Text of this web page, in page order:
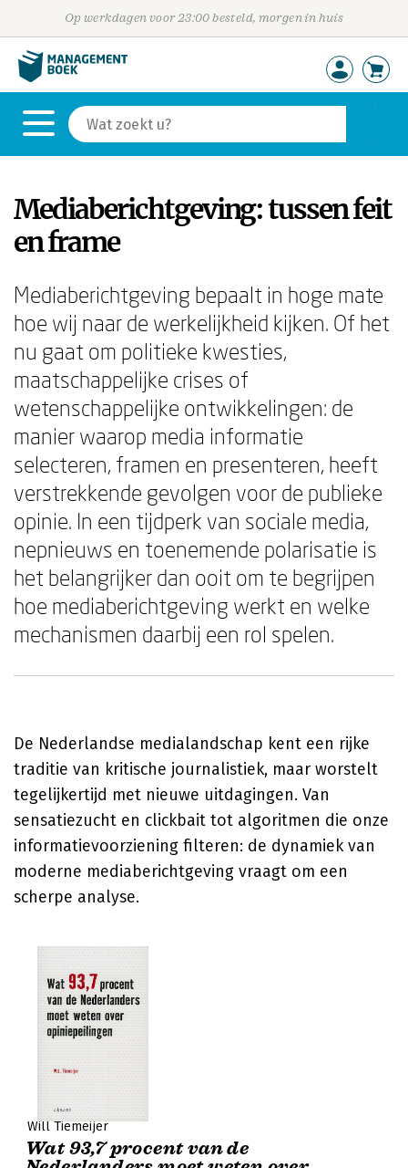
Op werkdagen voor 23:00 besteld, morgen in huis
Mediaberichtgeving: tussen feit
en frame
Mediaberichtgeving bepaalt in hoge mate
hoe wij naar de werkelijkheid kijken. Of het
nu gaat om politieke kwesties,
maatschappelijke crises of
wetenschappelijke ontwikkelingen: de
manier waarop media informatie
selecteren, framen en presenteren, heeft
verstrekkende gevolgen voor de publieke
opinie. In een tijdperk van sociale media,
nepnieuws en toenemende polarisatie is
het belangrijker dan ooit om te begrijpen
hoe mediaberichtgeving werkt en welke
mechanismen daarbij een rol spelen.
De Nederlandse medialandschap kent een rijke
traditie van kritische journalistiek, maar worstelt
tegelijkertijd met nieuwe uitdagingen. Van
sensatiezucht en clickbait tot algoritmen die onze
informatievoorziening filteren: de dynamiek van
moderne mediaberichtgeving vraagt om een
scherpe analyse.
Will Tiemeijer
Wat 93,7 procent van de